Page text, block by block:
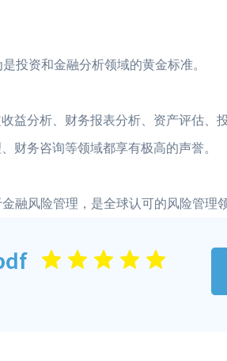
投资和金融分析领域的黄金标准。
分析、财务报表分析、资产评估、
财务咨询等领域都享有极高的声誉。
风险管理，是全球认可的风险管理领